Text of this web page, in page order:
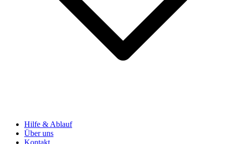
Hilfe & Ablauf
Über uns
Kontakt